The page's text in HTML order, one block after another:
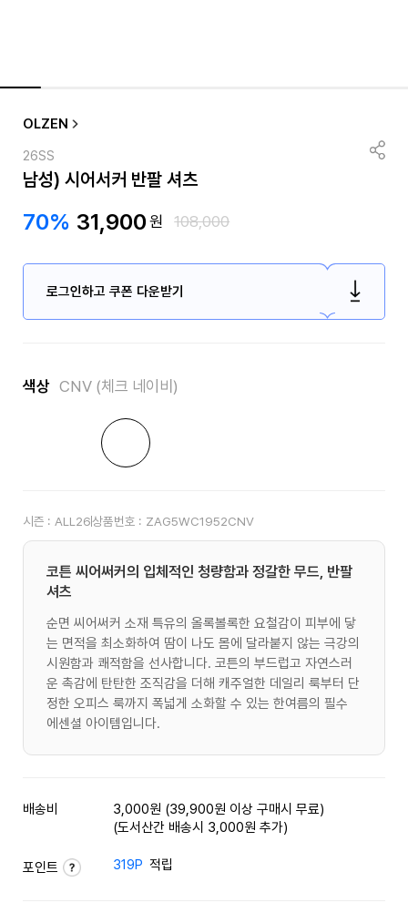
OLZEN
26SS
남성) 시어서커 반팔 셔츠
70% 31,900원 108,000
로그인하고 쿠폰 다운받기
색상 CNV (체크 네이비)
시즌 : ALL26상품번호 : ZAG5WC1952CNV
코튼 씨어써커의 입체적인 청량함과 정갈한 무드, 반팔
셔츠
순면 씨어써커 소재 특유의 올록볼록한 요철감이 피부에 닿
는 면적을 최소화하여 땀이 나도 몸에 달라붙지 않는 극강의
시원함과 쾌적함을 선사합니다. 코튼의 부드럽고 자연스러
운 촉감에 탄탄한 조직감을 더해 캐주얼한 데일리 룩부터 단
정한 오피스 룩까지 폭넓게 소화할 수 있는 한여름의 필수
에센셜 아이템입니다.
배송비
3,000원 (39,900원 이상 구매시 무료)
(도서산간 배송시 3,000원 추가)
포인트 319P 적립